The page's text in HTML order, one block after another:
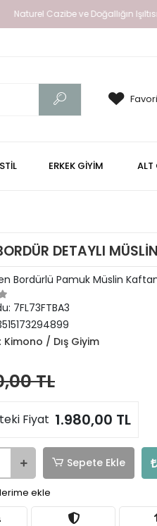
Cazibe ve Doğallığın Işıltısı,
ERKEK GİYİM ALT
DETAYLI
Bordürlü Pamuk Müslin
7FL73FTBA3
Kimono / Dış Giyim
TL
Fiyat 1.980,00 TL
Sepete Ekle
ekle